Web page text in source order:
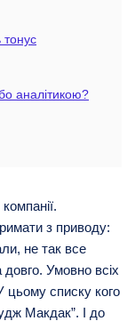
аналітикою?
з приводу:
не так все
Умовно всіх
цьому списку кого
Макдак”. І до